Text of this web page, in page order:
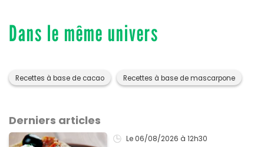
Dans le même univers
Recettes à base de cacao Recettes à base de mascarpone
Derniers articles
Le 06/08/2026 à 12h30